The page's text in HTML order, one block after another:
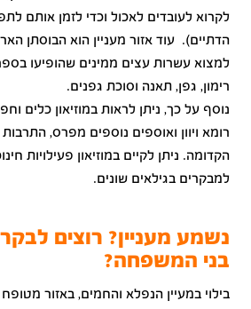
לקרוא לעובדים לאכול וכדי לזמן אותם
הדתיים). עוד אזור מעניין הוא הבוסתן
למצוא עשרות עצים ממינים שהופיעו
רימון, גפן, תאנה וסוכת גפנים.
נוסף על כך, ניתן לראות במוזיאון כלים
רומא ויוון ואוספים נוספים מפרס,
הקדומה. ניתן לקיים במוזיאון פעילויות
למבקרים בגילאים שונים.
נשמע מעניין? רוצים
בני המשפחה?
בילוי במעיין הנפלא והחמים, באזור